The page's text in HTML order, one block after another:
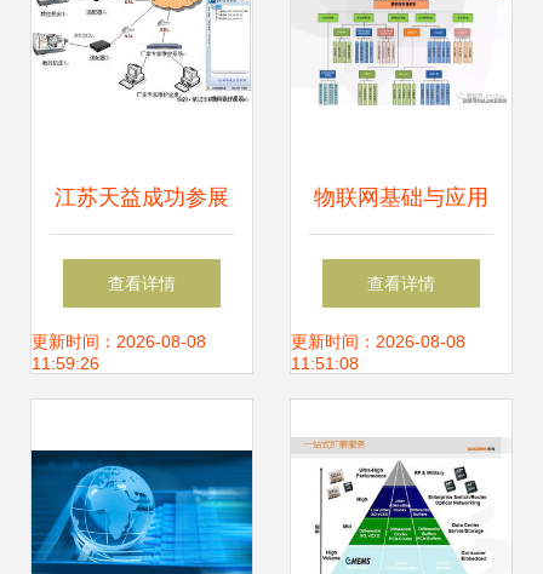
动治理革新
江苏天益成功参展
中国国际物联网博
览会 物联网应用服
查看详情
更新时间：2026-08-08
11:59:26
物联网基础与应用
开启万物互联新时
代
查看详情
更新时间：2026-08-08
11:51:08